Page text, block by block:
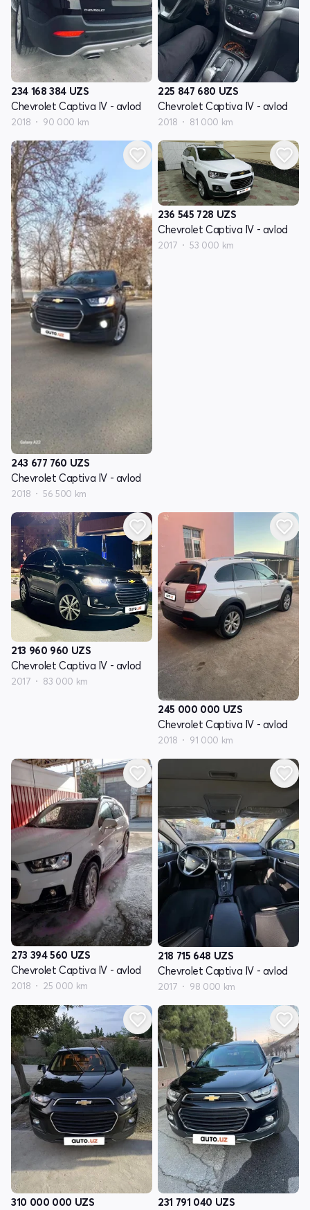
234 168 384 UZS
Chevrolet Captiva IV - avlod
2018 90 000 km
225 847 680 UZS
Chevrolet Captiva IV - avlod
2018 81 000 km
243 677 760 UZS
Chevrolet Captiva IV - avlod
2018 56 500 km
236 545 728 UZS
Chevrolet Captiva IV - avlod
2017 53 000 km
213 960 960 UZS
Chevrolet Captiva IV - avlod
2017 83 000 km
245 000 000 UZS
Chevrolet Captiva IV - avlod
2018 91 000 km
273 394 560 UZS
Chevrolet Captiva IV - avlod
2018 25 000 km
218 715 648 UZS
Chevrolet Captiva IV - avlod
2017 98 000 km
310 000 000 UZS
231 791 040 UZS